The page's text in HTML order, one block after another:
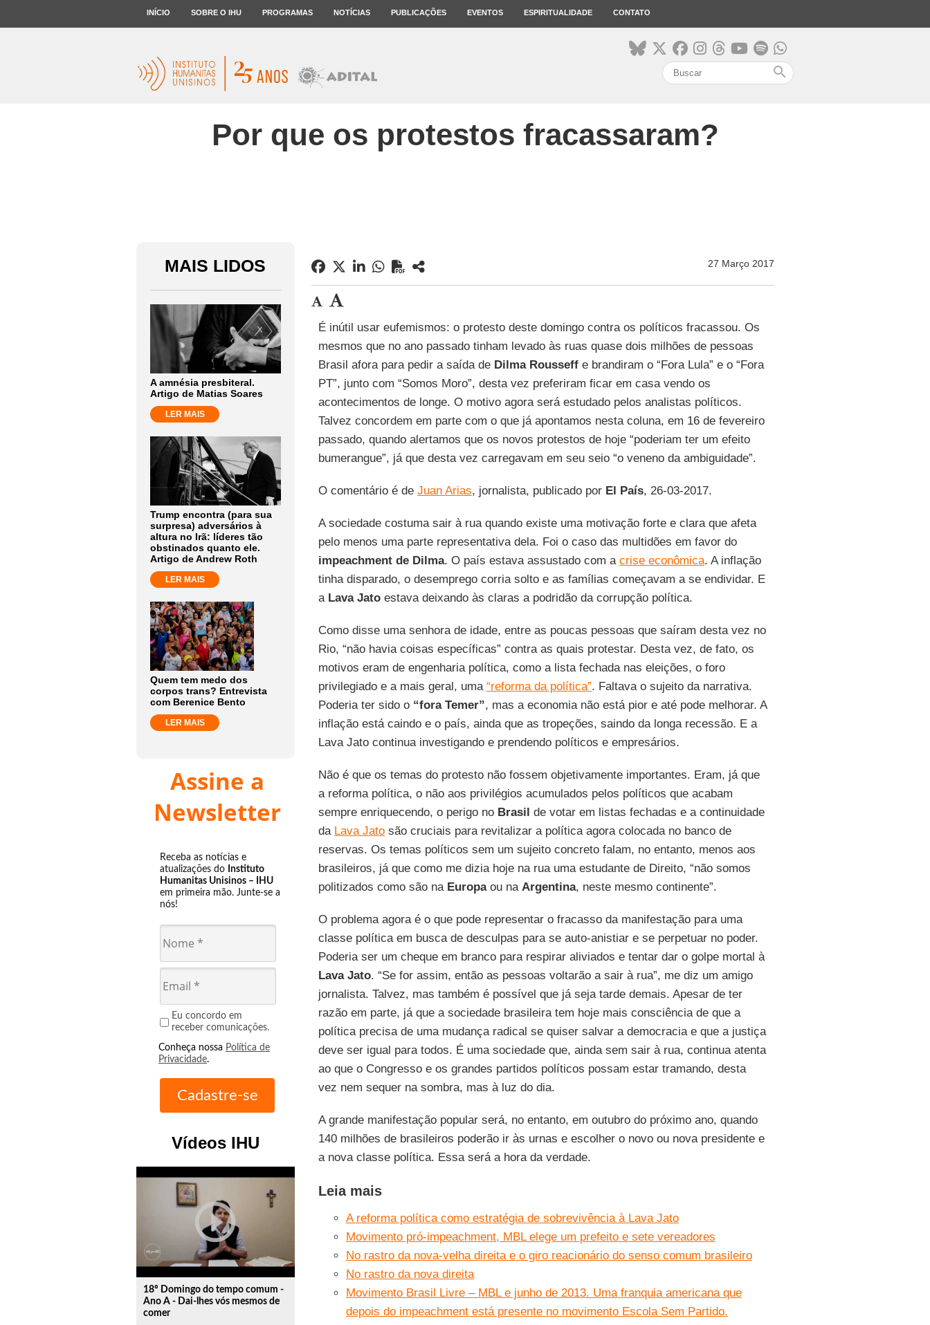
INÍCIO SOBRE O IHU PROGRAMAS NOTÍCIAS PUBLICAÇÕES EVENTOS ESPIRITUALIDADE CONTATO
search
Por que os protestos fracassaram?
MAIS LIDOS
A amnésia presbiteral.
Artigo de Matias Soares
LER MAIS
Trump encontra (para sua
surpresa) adversários à
altura no Irã: líderes tão
obstinados quanto ele.
Artigo de Andrew Roth
LER MAIS
Quem tem medo dos
corpos trans? Entrevista
com Berenice Bento
LER MAIS
Assine a
Newsletter
Receba as notícias e
atualizações do Instituto
Humanitas Unisinos – IHU
em primeira mão. Junte-se a
nós!
Eu concordo em
receber comunicações.
Conheça nossa Política de
Privacidade.
Vídeos IHU
play_circle_outline
18º Domingo do tempo comum -
Ano A - Dai-lhes vós mesmos de
comer
27 Março 2017
É inútil usar eufemismos: o protesto deste domingo contra os políticos fracassou. Os
mesmos que no ano passado tinham levado às ruas quase dois milhões de pessoas
Brasil afora para pedir a saída de Dilma Rousseff e brandiram o “Fora Lula” e o “Fora
PT”, junto com “Somos Moro”, desta vez preferiram ficar em casa vendo os
acontecimentos de longe. O motivo agora será estudado pelos analistas políticos.
Talvez concordem em parte com o que já apontamos nesta coluna, em 16 de fevereiro
passado, quando alertamos que os novos protestos de hoje “poderiam ter um efeito
bumerangue”, já que desta vez carregavam em seu seio “o veneno da ambiguidade”.
O comentário é de Juan Arias, jornalista, publicado por El País, 26-03-2017.
A sociedade costuma sair à rua quando existe uma motivação forte e clara que afeta
pelo menos uma parte representativa dela. Foi o caso das multidões em favor do
impeachment de Dilma. O país estava assustado com a crise econômica. A inflação
tinha disparado, o desemprego corria solto e as famílias começavam a se endividar. E
a Lava Jatoestava deixando às claras a podridão da corrupção política.
Como disse uma senhora de idade, entre as poucas pessoas que saíram desta vez no
Rio, “não havia coisas específicas” contra as quais protestar. Desta vez, de fato, os
motivos eram de engenharia política, como a lista fechada nas eleições, o foro
privilegiado e a mais geral, uma “reforma da política”. Faltava o sujeito da narrativa.
Poderia ter sido o “fora Temer”, mas a economia não está pior e até pode melhorar. A
inflação está caindo e o país, ainda que as tropeções, saindo da longa recessão. E a
Lava Jato continua investigando e prendendo políticos e empresários.
Não é que os temas do protesto não fossem objetivamente importantes. Eram, já que
a reforma política, o não aos privilégios acumulados pelos políticos que acabam
sempre enriquecendo, o perigo no Brasil de votar em listas fechadas e a continuidade
da Lava Jatosão cruciais para revitalizar a política agora colocada no banco de
reservas. Os temas políticos sem um sujeito concreto falam, no entanto, menos aos
brasileiros, já que como me dizia hoje na rua uma estudante de Direito, “não somos
politizados como são na Europaou na Argentina, neste mesmo continente”.
O problema agora é o que pode representar o fracasso da manifestação para uma
classe política em busca de desculpas para se auto-anistiar e se perpetuar no poder.
Poderia ser um cheque em branco para respirar aliviados e tentar dar o golpe mortal à
Lava Jato. “Se for assim, então as pessoas voltarão a sair à rua”, me diz um amigo
jornalista. Talvez, mas também é possível que já seja tarde demais. Apesar de ter
razão em parte, já que a sociedade brasileira tem hoje mais consciência de que a
política precisa de uma mudança radical se quiser salvar a democracia e que a justiça
deve ser igual para todos. É uma sociedade que, ainda sem sair à rua, continua atenta
ao que o Congresso e os grandes partidos políticos possam estar tramando, desta
vez nem sequer na sombra, mas à luz do dia.
A grande manifestação popular será, no entanto, em outubro do próximo ano, quando
140 milhões de brasileiros poderão ir às urnas e escolher o novo ou nova presidente e
a nova classe política. Essa será a hora da verdade.
Leia mais
A reforma política como estratégia de sobrevivência à Lava Jato
Movimento pró-impeachment, MBL elege um prefeito e sete vereadores
No rastro da nova-velha direita e o giro reacionário do senso comum brasileiro
No rastro da nova direita
Movimento Brasil Livre – MBL e junho de 2013. Uma franquia americana que
depois do impeachment está presente no movimento Escola Sem Partido.